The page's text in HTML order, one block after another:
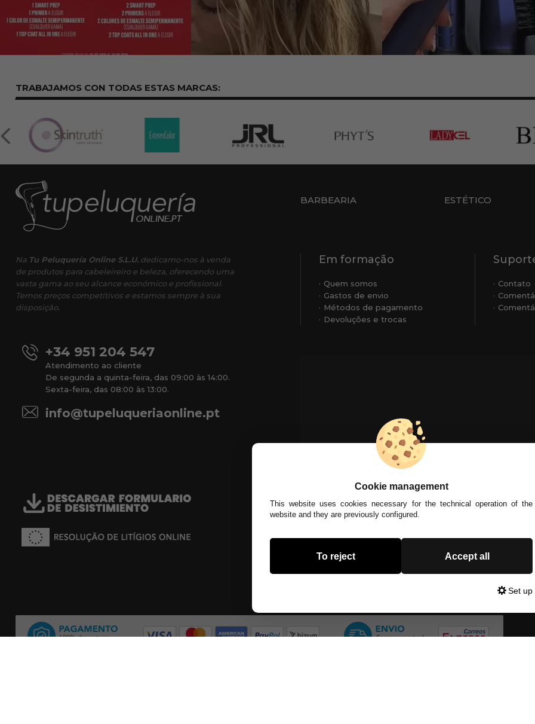
TRABAJAMOS CON TODAS ESTASMARCAS:
BARBEARIA ESTÉTICO
Na Tu Peluquería Online S.L.U.dedicamo-nos à venda
de produtos para cabeleireiro e beleza, oferecendo uma
vasta gama ao seu alcance económico e profissional.
Temos preços competitivos e estamos sempre à sua
disposição.
+34 951 204 547
Atendimento ao cliente
De segunda a quinta-feira, das 09:00 às 14:00.
Sexta-feira, das 08:00 às 13:00.
info@tupeluqueriaonline.pt
Em formação
Quem somos
Gastos de envio
Métodos de pagamento
Devoluções e trocas
Contato
Cookie management
This website uses cookies necessary for the technical operation of the
website and they are previously configured.
To reject Accept all
Set up